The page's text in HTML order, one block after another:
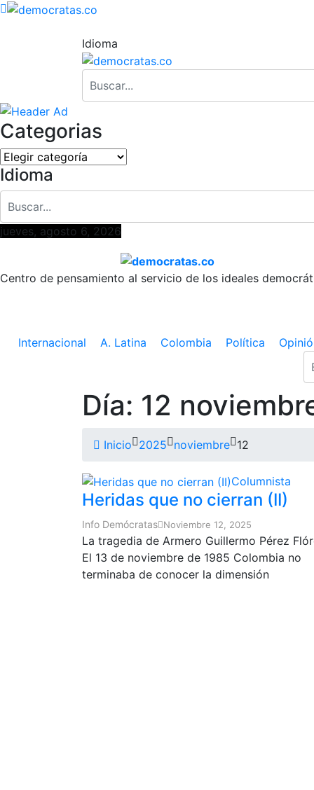
Idioma
Categorias
Categorias
Idioma
jueves, agosto 6, 2026
Centro de pensamiento al servicio de los ideales
Internacional A. Latina Colombia Política
Día: 12
Inicio 2025 noviembre 12
Columnista
Heridas que no cierran (II)
Info Demócratas Noviembre 12, 2025
La tragedia de Armero Guillermo Pérez
El 13 de noviembre de 1985 Colombia no
terminaba de conocer la dimensión